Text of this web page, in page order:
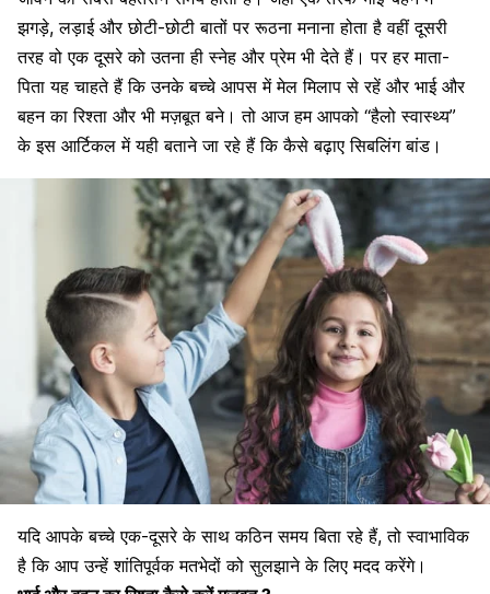
झगड़े, लड़ाई और छोटी-छोटी बातों पर रूठना मनाना होता है वहीं दूसरी
तरह वो एक दूसरे को उतना ही स्नेह और प्रेम भी देते हैं। पर हरमाता-
पिता यह चाहते हैं कि उनके बच्चे आपस में मेल मिलाप से रहें और भाई और
बहन का रिश्ता और भी मज़बूत बने। तो आज हम आपको “हैलो स्वास्थ्य”
के इस आर्टिकल में यही बताने जा रहे हैं कि कैसे बढ़ाए सिबलिंग बांड।
यदि आपके बच्चे एक-दूसरे के साथ कठिन समय बिता रहे हैं, तो स्वाभाविक
है कि आप उन्हें शांतिपूर्वक मतभेदों को सुलझाने के लिए मदद करेंगे।